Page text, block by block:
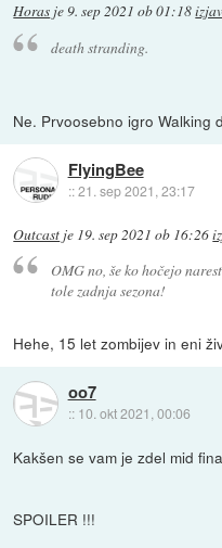
Horas je9. sep 2021 ob 01:18
death stranding.
Ne. Prvoosebno igro Walking
FlyingBee
::21. sep 2021, 23:17
Outcast je 19. sep 2021 ob 16:26
OMG no, še ko hočejo
tole zadnja sezona!
Hehe, 15 let zombijev in eni
oo7
:: 10. okt 2021, 00:06
Kakšen se vam je zdel mid
SPOILER !!!